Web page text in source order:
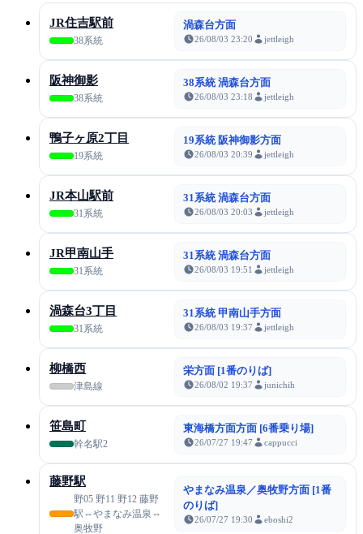
JR住吉駅前
38系統
渦森台方面
26/08/03 23:20 jettleigh
阪神御影
38系統
38系統 渦森台方面
26/08/03 23:18 jettleigh
鴨子ヶ原2丁目
19系統
19系統 阪神御影方面
26/08/03 20:39 jettleigh
JR本山駅前
31系統
31系統 渦森台方面
26/08/03 20:03 jettleigh
JR甲南山手
31系統
31系統 渦森台方面
26/08/03 19:51 jettleigh
渦森台3丁目
31系統
31系統 甲南山手方面
26/08/03 19:37 jettleigh
柳橋西
津島線
栄方面 [1番のりば]
26/08/02 19:37 junichih
笹島町
幹名駅2
東海橋方面方面 [6番乗り場]
26/07/27 19:47 cappucci
藤野駅
野05 野11 野12 藤野
駅⇔やまなみ温泉⇔
奥牧野
やまなみ温泉／奥牧野方面 [1番
のりば]
26/07/27 19:30 eboshi2